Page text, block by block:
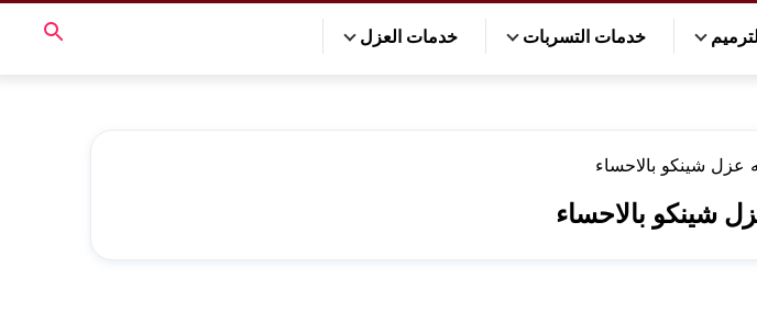
خدمات التسربات خدمات العزل
عزل شينكو بالاحساء
شينكو بالاحساء